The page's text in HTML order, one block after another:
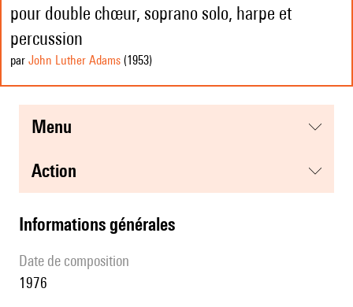
pour double chœur, soprano solo, harpe et
percussion
par John Luther Adams (1953)
menu
action
informations générales
date de composition
1976